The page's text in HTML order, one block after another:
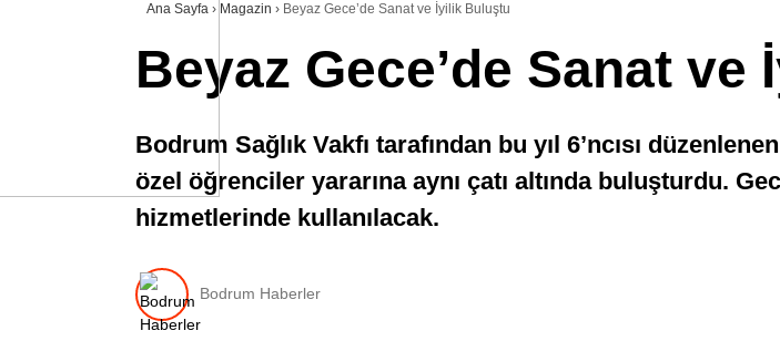
Ana Sayfa › Magazin › Beyaz Gece’de Sanat ve İyilik Buluştu
Beyaz Gece’de Sanat
Bodrum Sağlık Vakfı tarafından bu yıl 6’ncısı
özel öğrenciler yararına aynı çatı altında buluşturdu.
hizmetlerinde kullanılacak.
Bodrum Haberler